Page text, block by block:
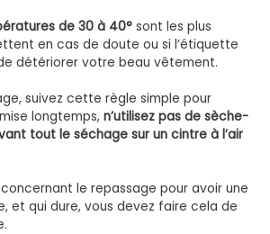
de 30 à 40° sont les plus
en cas de doute ou si l’étiquette
détériorer votre beau vêtement.
suivez cette règle simple pour
longtemps, n’utilisez pas de sèche-
tout le séchage sur un cintre à l’air
le repassage pour avoir une
et qui dure, vous devez faire cela de